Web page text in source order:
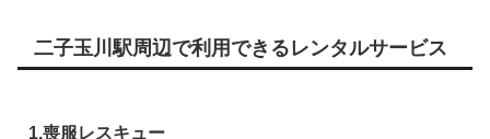
二子玉川駅周辺で利用できるレンタルサービス
1.喪服レスキュー